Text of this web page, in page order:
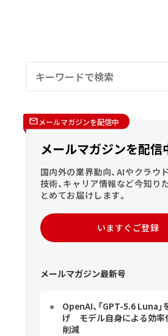
メールマガジンを配信中
メールマガジンを配信
国内外の業界動向、AIやクラウ
技術、キャリア情報など今知り
とめてお届けします。
いますぐご登録
メールマガジン最新号
OpenAI、「GPT-5.6 Luna
げ モデル自身による効率
削減